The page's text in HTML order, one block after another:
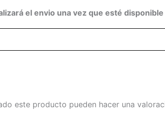
el envio una vez que esté
este producto pueden hacer una